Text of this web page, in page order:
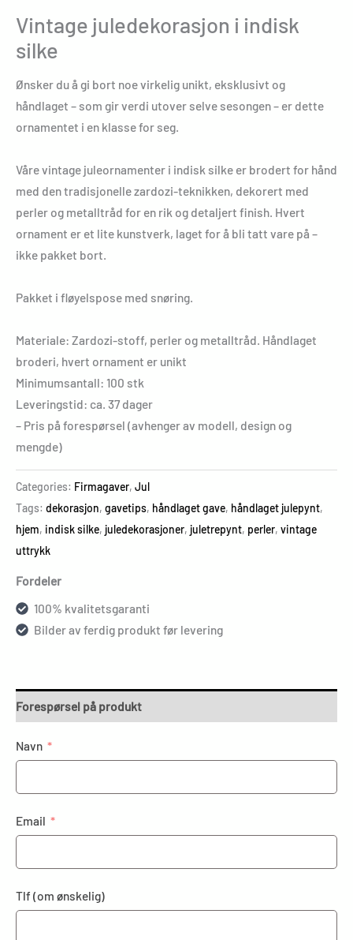
Vintage juledekorasjon i indisk
silke
Ønsker du å gi bort noe virkelig unikt, eksklusivt og
håndlaget – som gir verdi utover selve sesongen – er dette
ornamentet i en klasse for seg.
Våre vintage juleornamenter i indisk silke er brodert for hånd
med den tradisjonelle zardozi-teknikken, dekorert med
perler og metalltråd for en rik og detaljert finish. Hvert
ornament er et lite kunstverk, laget for å bli tatt vare på –
ikke pakket bort.
Pakket i fløyelspose med snøring.
Materiale: Zardozi-stoff, perler og metalltråd. Håndlaget
broderi, hvert ornament er unikt
Minimumsantall: 100 stk
Leveringstid: ca. 37 dager
– Pris på forespørsel (avhenger av modell, design og
mengde)
Categories: Firmagaver, Jul
Tags: dekorasjon, gavetips, håndlaget gave, håndlaget julepynt,
hjem, indisk silke, juledekorasjoner, juletrepynt, perler, vintage
uttrykk
Fordeler
100% kvalitetsgaranti
Bilder av ferdig produkt før levering
Forespørsel på produkt
Navn
Email
Tlf (om ønskelig)